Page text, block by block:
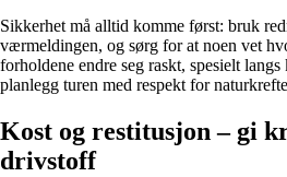
Sikkerhet må alltid komme først: bruk
værmeldingen, og sørg for at noen vet
forholdene endre seg raskt, spesielt
planlegg turen med respekt for
Kost og restitusjon – gi
drivstoff